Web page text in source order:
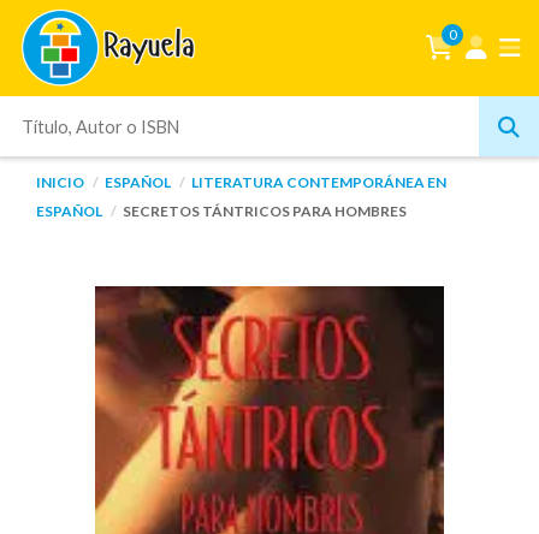
0
INICIO ESPAÑOL
LITERATURA CONTEMPORÁNEA EN
ESPAÑOL
SECRETOS TÁNTRICOS PARA HOMBRES